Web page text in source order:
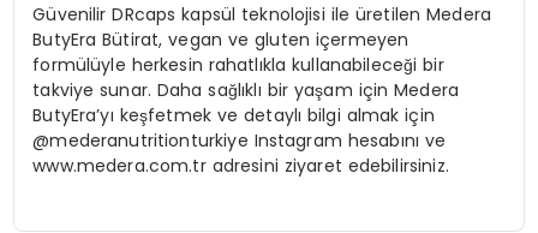
Güvenilir DRcaps kapsül teknolojisi ile üretilen Medera
ButyEra Bütirat, vegan ve gluten içermeyen
formülüyle herkesin rahatlıkla kullanabileceği bir
takviye sunar. Daha sağlıklı bir yaşam için Medera
ButyEra’yı keşfetmek ve detaylı bilgi almak için
@mederanutritionturkiye Instagram hesabını ve
www.medera.com.tr adresini ziyaret edebilirsiniz.